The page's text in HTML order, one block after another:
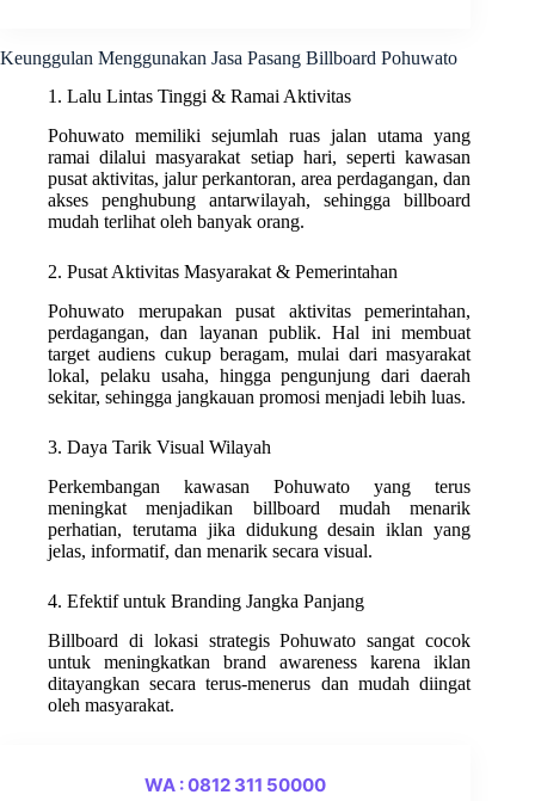
Keunggulan Menggunakan Jasa Pasang Billboard Pohuwato
1. Lalu Lintas Tinggi & Ramai Aktivitas
Pohuwato memiliki sejumlah ruas jalan utama yang
ramai dilalui masyarakat setiap hari, seperti kawasan
pusat aktivitas, jalur perkantoran, area perdagangan, dan
akses penghubung antarwilayah, sehingga billboard
mudah terlihat oleh banyak orang.
2. Pusat Aktivitas Masyarakat & Pemerintahan
Pohuwato merupakan pusat aktivitas pemerintahan,
perdagangan, dan layanan publik. Hal ini membuat
target audiens cukup beragam, mulai dari masyarakat
lokal, pelaku usaha, hingga pengunjung dari daerah
sekitar, sehingga jangkauan promosi menjadi lebih luas.
3. Daya Tarik Visual Wilayah
Perkembangan kawasan Pohuwato yang terus
meningkat menjadikan billboard mudah menarik
perhatian, terutama jika didukung desain iklan yang
jelas, informatif, dan menarik secara visual.
4. Efektif untuk Branding Jangka Panjang
Billboard di lokasi strategis Pohuwato sangat cocok
untuk meningkatkan brand awareness karena iklan
ditayangkan secara terus-menerus dan mudah diingat
oleh masyarakat.
WA : 0812 311 50000